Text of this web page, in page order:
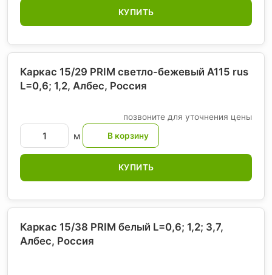
КУПИТЬ
Каркас 15/29 PRIM светло-бежевый А115 rus
L=0,6; 1,2, Албес, Россия
позвоните для уточнения цены
м
КУПИТЬ
Каркас 15/38 PRIM белый L=0,6; 1,2; 3,7,
Албес, Россия